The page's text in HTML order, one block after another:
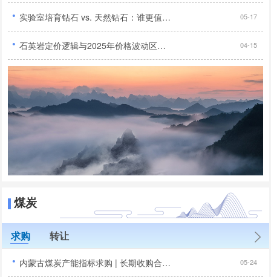
· 实验室培育钻石 vs. 天然钻石：谁更值得买？... 05-17
· 石英岩定价逻辑与2025年价格波动区间预测... 04-15
煤炭
求购 转让
· 内蒙古煤炭产能指标求购 | 长期收购合法合规煤矿产能置换指标 | 露天矿/井工矿优先... 05-24